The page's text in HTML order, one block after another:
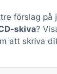
förslag på
skiva?
att skriva